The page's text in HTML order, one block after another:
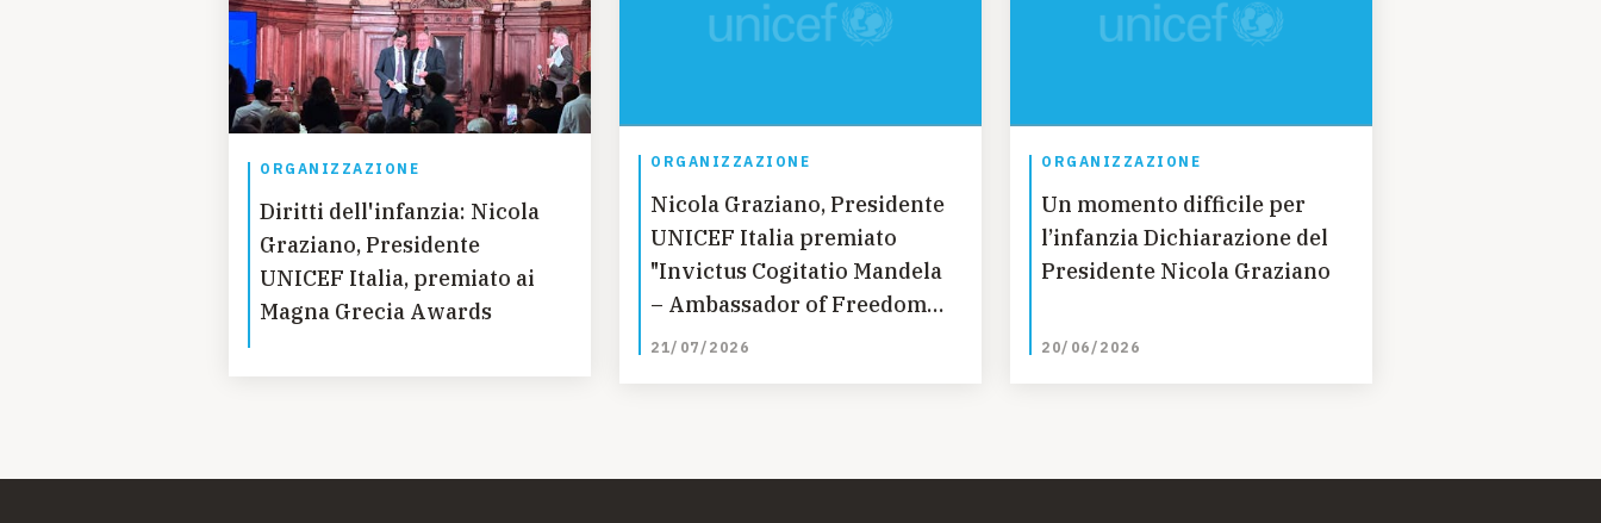
ORGANIZZAZIONE
Diritti dell'infanzia: Nicola
Graziano, Presidente
UNICEF Italia, premiato ai
Magna Grecia Awards
ORGANIZZAZIONE
Nicola Graziano, Presidente
UNICEF Italia premiato
"Invictus Cogitatio Mandela
– Ambassador of Freedom
2026"
21/07/2026
ORGANIZZAZIONE
Un momento difficile per
l’infanzia Dichiarazione del
Presidente Nicola Graziano
20/06/2026